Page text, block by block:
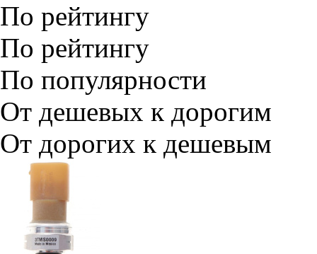
По рейтингу
По рейтингу
По популярности
От дешевых к дорогим
От дорогих к дешевым